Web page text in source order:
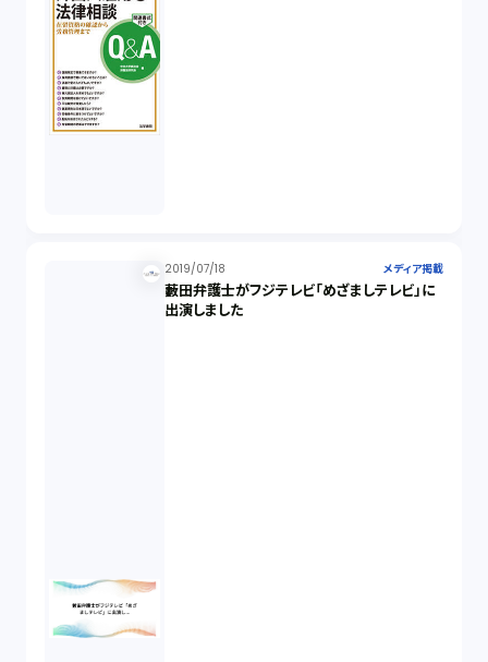
2019/07/18 メディア掲載
藪田弁護士がフジテレビ「めざましテレビ」に
出演しました